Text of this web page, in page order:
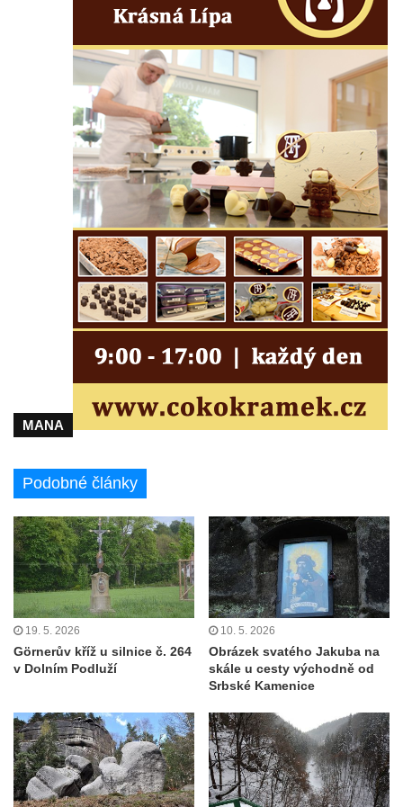
Čedičový lom pod Kamenickým kopcem u
Janovické poustevny
Vyhlídky na Malé Bukové
Vyhlídka pod Velkou Bukovou
Vyhlídka na SWAMP u Máchova jezera
Vyhlídka na Křížovém vrchu u Rynartic
Vyhlídka v lukách pod Hrazeným
Vyhlídka Kaple u Brniště
Vyhlídka Borský vrch
Vyhlídka Borný
Vyhlídky na Hradci u Liběšic
Vyhlídka Havran (Rynoltice – Polesí)
Vyhlídka Samuelova sluj (Sloup v Čechách)
Vyhlídka Lipka u Horního Prysku
Jeskyně Lipka (Horní Prysk)
Vyhlídka na Meixnerově stezce v Horním
Prysku
Písková vyhlídka
Spravedlnost
Herdstein
Vyhlídka Pustý zámek
Pustý zámek
MANA
Podobné články
19. 5. 2026
Görnerův kříž u silnice č. 264
v Dolním Podluží
10. 5. 2026
Obrázek svatého Jakuba na
skále u cesty východně od
Srbské Kamenice